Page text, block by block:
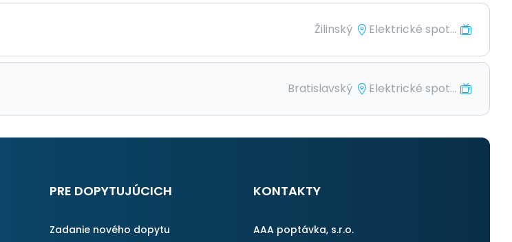
Žilinský Elektrické spot...
Bratislavský Elektrické spot...
PRE DOPYTUJÚCICH
Zadanie nového dopytu
KONTAKTY
AAA poptávka, s.r.o.